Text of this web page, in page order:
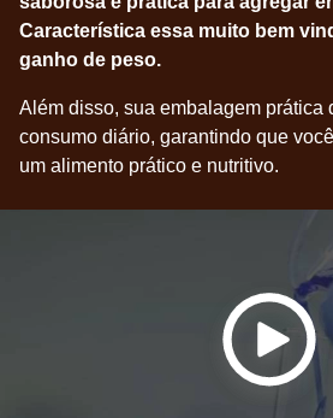
Característica essa muito bem
ganho de peso.
Além disso, sua embalagem prática
consumo diário, garantindo que
um alimento prático e nutritivo.